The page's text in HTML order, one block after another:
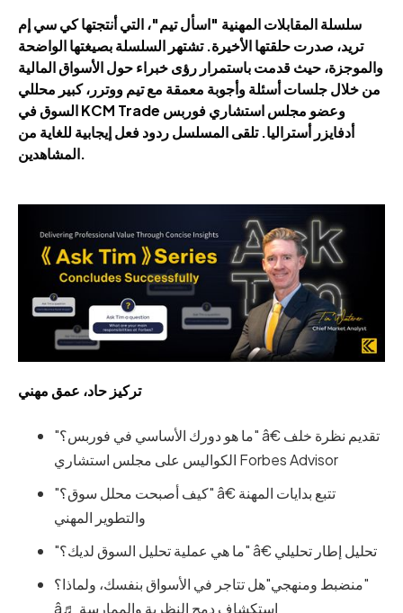
سلسلة المقابلات المهنية "اسأل تيم"، التي أنتجتها كي سي إم
تريد، صدرت حلقتها الأخيرة. تشتهر السلسلة بصيغتها الواضحة
والموجزة، حيث قدمت باستمرار رؤى خبراء حول الأسواق المالية
من خلال جلسات أسئلة وأجوبة معمقة مع تيم ووترر، كبير محللي
السوق في KCM Trade وعضو مجلس استشاري فوربس
أدفايزر أستراليا. تلقى المسلسل ردود فعل إيجابية للغاية من
المشاهدين.
تركيز حاد، عمق مهني
"ما هو دورك الأساسي في فوربس؟" â€ تقديم نظرة خلف
الكواليس على مجلس استشاري Forbes Advisor
"كيف أصبحت محلل سوق؟" â€ تتبع بدايات المهنة
والتطوير المهني
"ما هي عملية تحليل السوق لديك؟" â€ تحليل إطار تحليلي
منضبط ومنهجي"هل تتاجر في الأسواق بنفسك، ولماذا؟"
â♬ استكشاف دمج النظرية والممارسة